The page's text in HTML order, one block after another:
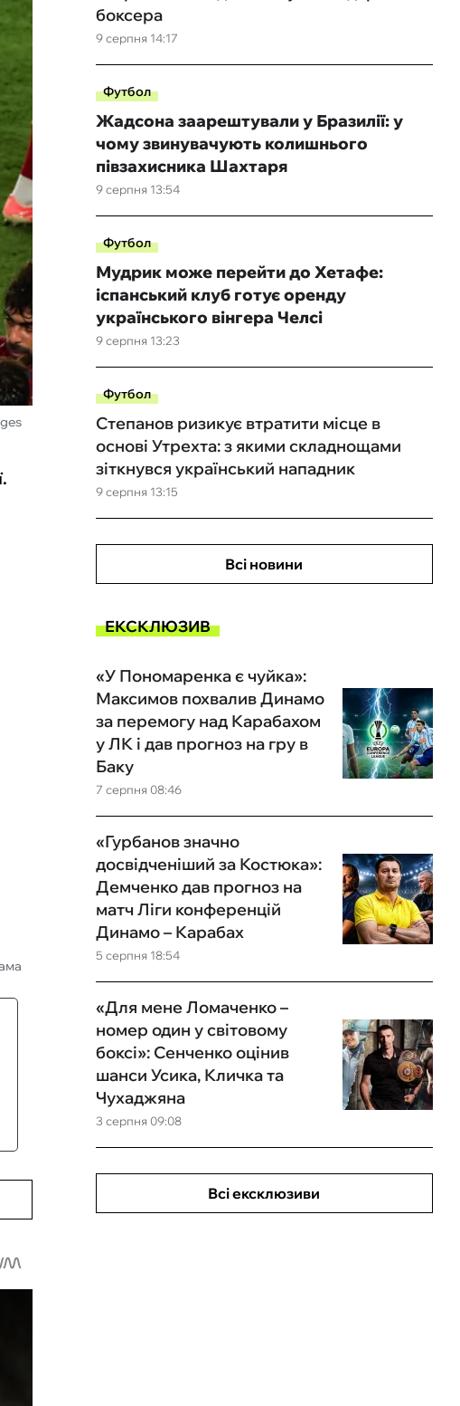
9 серпня 14:17
боксера
Футбол
9 серпня 13:54
Жадсона заарештували у Бразилії: у
чому звинувачують колишнього
півзахисника Шахтаря
Футбол
9 серпня 13:23
Мудрик може перейти до Хетафе:
іспанський клуб готує оренду
українського вінгера Челсі
Футбол
9 серпня 13:15
Степанов ризикує втратити місце в
основі Утрехта: з якими складнощами
зіткнувся український нападник
Всі новини
ЕКСКЛЮЗИВ
7 серпня 08:46
«У Пономаренка є чуйка»:
Максимов похвалив Динамо
за перемогу над Карабахом
у ЛК і дав прогноз на гру в
Баку
5 серпня 18:54
«Гурбанов значно
досвідченіший за Костюка»:
Демченко дав прогноз на
матч Ліги конференцій
Динамо – Карабах
3 серпня 09:08
«Для мене Ломаченко –
номер один у світовому
боксі»: Сенченко оцінив
шанси Усика, Кличка та
Чухаджяна
Всі ексклюзиви